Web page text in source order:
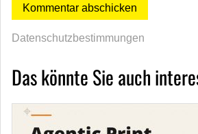
Datenschutzbestimmungen
Das könnte Sie auch